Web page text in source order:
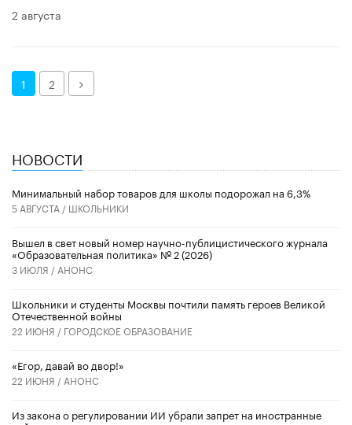
2 августа
1 2 Далее
НОВОСТИ
Минимальный набор товаров для школы подорожал на 6,3%
5 АВГУСТА / ШКОЛЬНИКИ
Вышел в свет новый номер научно-публицистического журнала
«Образовательная политика» № 2 (2026)
3 ИЮЛЯ / АНОНС
Школьники и студенты Москвы почтили память героев Великой
Отечественной войны
22 ИЮНЯ / ГОРОДСКОЕ ОБРАЗОВАНИЕ
«Егор, давай во двор!»
22 ИЮНЯ / АНОНС
Из закона о регулировании ИИ убрали запрет на иностранные